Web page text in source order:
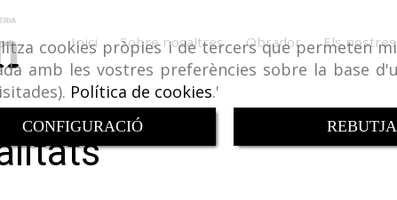
cookies pròpies i de tercers que permeten
amb les vostres preferències sobre la base
Política de cookies.'
CONFIGURACIÓ
Inici Sobre nosaltres Obrador Els